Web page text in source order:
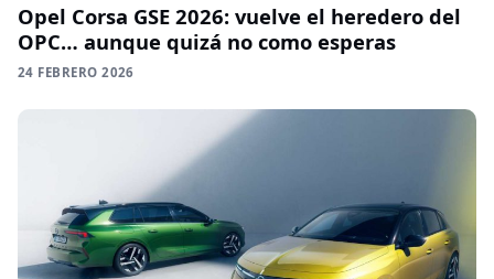
Opel Corsa GSE 2026: vuelve el heredero del
OPC… aunque quizá no como esperas
24 FEBRERO 2026